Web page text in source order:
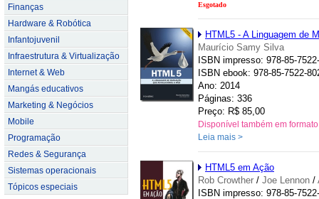
Finanças
Hardware & Robótica
Infantojuvenil
Infraestrutura & Virtualização
Internet & Web
Mangás educativos
Marketing & Negócios
Mobile
Programação
Redes & Segurança
Sistemas operacionais
Tópicos especiais
Esgotado
HTML5 - A Linguagem de
Maurício Samy Silva
ISBN impresso: 978-85-
ISBN ebook: 978-85-7522-
Ano: 2014
Páginas: 336
Preço: R$ 85,00
Disponível também em
Leia mais >
HTML5 em Ação
Rob Crowther / Joe Lennon /
ISBN impresso: 978-85-